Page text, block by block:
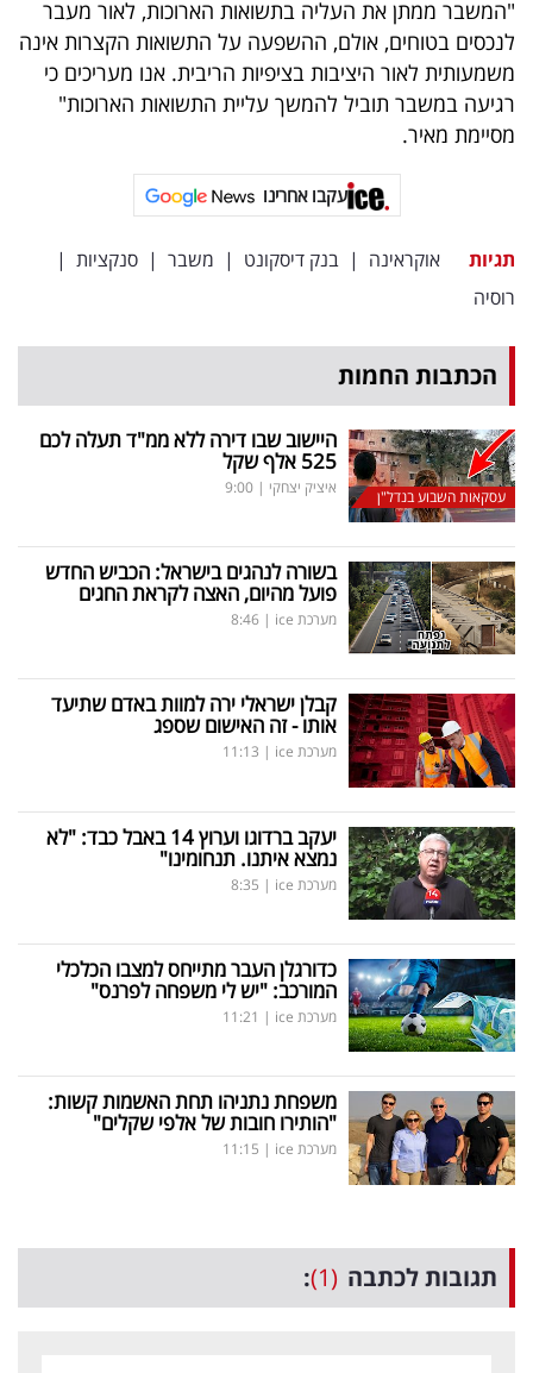
"המשבר ממתן את העליה בתשואות הארוכות, לאור מעבר
לנכסים בטוחים, אולם, ההשפעה על התשואות הקצרות אינה
משמעותית לאור היציבות בציפיות הריבית. אנו מעריכים כי
רגיעה במשבר תוביל להמשך עליית התשואות הארוכות"
מסיימת מאיר.
עקבו אחרינו
תגיות אוקראינה | בנק דיסקונט | משבר | סנקציות |
רוסיה
הכתבות החמות
עסקאות השבוע בנדל"ן
היישוב שבו דירה ללא ממ"ד תעלה לכם
525 אלף שקל
איציק יצחקי |
9:00
בשורה לנהגים בישראל: הכביש החדש
פועל מהיום, האצה לקראת החגים
מערכת ice |
8:46
קבלן ישראלי ירה למוות באדם שתיעד
אותו - זה האישום שספג
מערכת ice |
11:13
יעקב ברדוגו וערוץ 14 באבל כבד: "לא
נמצא איתנו. תנחומינו"
מערכת ice |
8:35
כדורגלן העבר מתייחס למצבו הכלכלי
המורכב: "יש לי משפחה לפרנס"
מערכת ice |
11:21
משפחת נתניהו תחת האשמות קשות:
"הותירו חובות של אלפי שקלים"
מערכת ice |
11:15
תגובות לכתבה (1)
: